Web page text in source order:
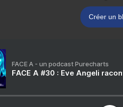
Créer un
FACE A - un podcast Purecharts
FACE A #30 : Eve Angeli